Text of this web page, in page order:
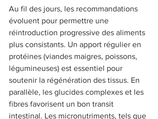
Au fil des jours, les recommandations
évoluent pour permettre une
réintroduction progressive des aliments
plus consistants. Un apport régulier en
protéines (viandes maigres, poissons,
légumineuses) est essentiel pour
soutenir la régénération des tissus. En
parallèle, les glucides complexes et les
fibres favorisent un bon transit
intestinal. Les micronutriments, tels que